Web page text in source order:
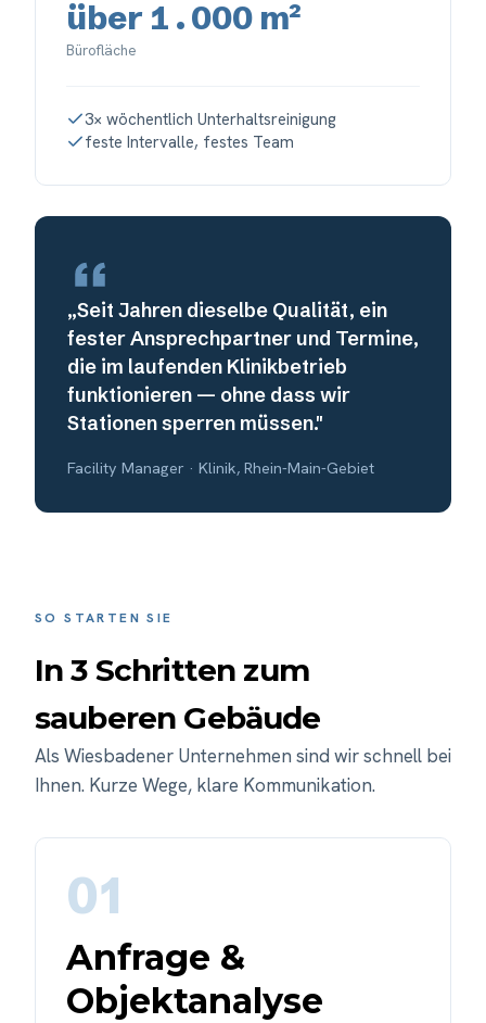
über 1.000 m²
Bürofläche
3× wöchentlich Unterhaltsreinigung
feste Intervalle, festes Team
„Seit Jahren dieselbe Qualität, ein
fester Ansprechpartner und Termine,
die im laufenden Klinikbetrieb
funktionieren — ohne dass wir
Stationen sperren müssen."
Facility Manager · Klinik, Rhein-Main-Gebiet
SO STARTEN SIE
In 3 Schritten zum
sauberen Gebäude
Als Wiesbadener Unternehmen sind wir schnell bei
Ihnen. Kurze Wege, klare Kommunikation.
01
Anfrage &
Objektanalyse